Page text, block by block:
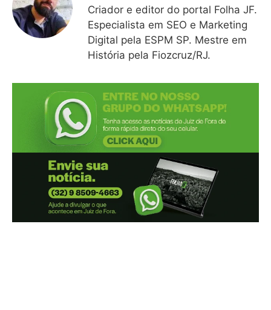
Criador e editor do portal Folha JF.
Especialista em SEO e Marketing
Digital pela ESPM SP. Mestre em
História pela Fiozcruz/RJ.